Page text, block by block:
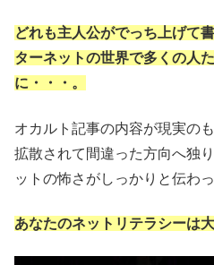
どれも主人公がでっち上げて
ターネットの世界で多くの人
に・・・。
オカルト記事の内容が現実の
拡散されて間違った方向へ独
ットの怖さがしっかりと伝わ
あなたのネットリテラシーは